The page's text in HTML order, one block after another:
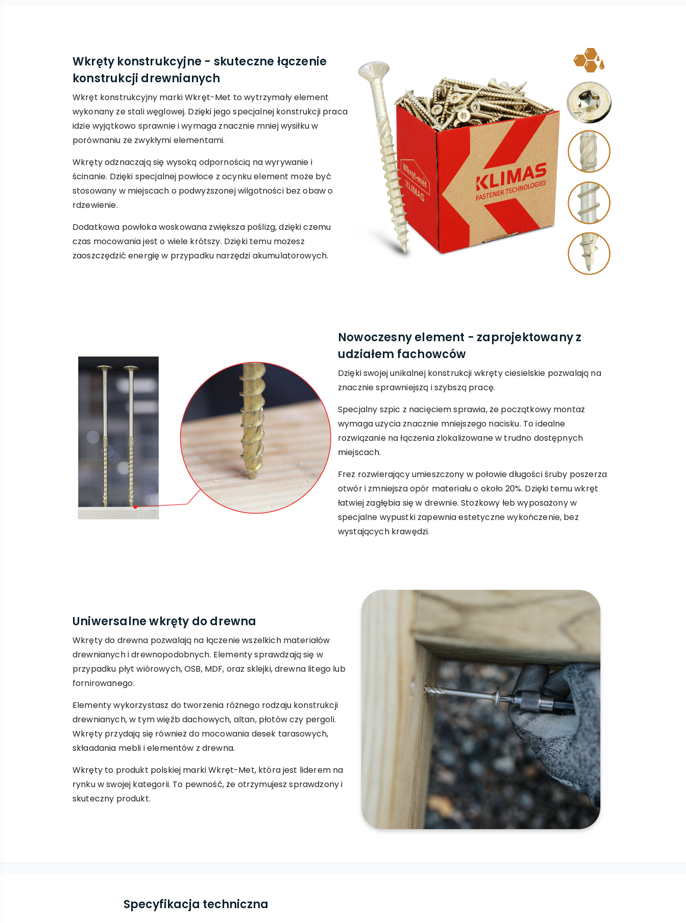
Wkręty konstrukcyjne - skuteczne łączenie
konstrukcji drewnianych
Wkręt konstrukcyjny marki Wkręt-Met to wytrzymały element
wykonany ze stali węglowej. Dzięki jego specjalnej konstrukcji praca
idzie wyjątkowo sprawnie i wymaga znacznie mniej wysiłku w
porównaniu ze zwykłymi elementami.
Wkręty odznaczają się wysoką odpornością na wyrywanie i
ścinanie. Dzięki specjalnej powłoce z ocynku element może być
stosowany w miejscach o podwyższonej wilgotności bez obaw o
rdzewienie.
Dodatkowa powłoka woskowana zwiększa poślizg, dzięki czemu
czas mocowania jest o wiele krótszy. Dzięki temu możesz
zaoszczędzić energię w przypadku narzędzi akumulatorowych.
Nowoczesny element - zaprojektowany z
udziałem fachowców
Dzięki swojej unikalnej konstrukcji wkręty ciesielskie pozwalają na
znacznie sprawniejszą i szybszą pracę.
Specjalny szpic z nacięciem sprawia, że początkowy montaż
wymaga użycia znacznie mniejszego nacisku. To idealne
rozwiązanie na łączenia zlokalizowane w trudno dostępnych
miejscach.
Frez rozwierający umieszczony w połowie długości śruby poszerza
otwór i zmniejsza opór materiału o około 20%. Dzięki temu wkręt
łatwiej zagłębia się w drewnie. Stożkowy łeb wyposażony w
specjalne wypustki zapewnia estetyczne wykończenie, bez
wystających krawędzi.
Uniwersalne wkręty do drewna
Wkręty do drewna pozwalają na łączenie wszelkich materiałów
drewnianych i drewnopodobnych. Elementy sprawdzają się w
przypadku płyt wiórowych, OSB, MDF, oraz sklejki, drewna litego lub
fornirowanego.
Elementy wykorzystasz do tworzenia różnego rodzaju konstrukcji
drewnianych, w tym więźb dachowych, altan, płotów czy pergoli.
Wkręty przydają się również do mocowania desek tarasowych,
skłaadania mebli i elementów z drewna.
Wkręty to produkt polskiej marki Wkręt-Met, która jest liderem na
rynku w swojej kategorii. To pewność, że otrzymujesz sprawdzony i
skuteczny produkt.
Specyfikacja techniczna